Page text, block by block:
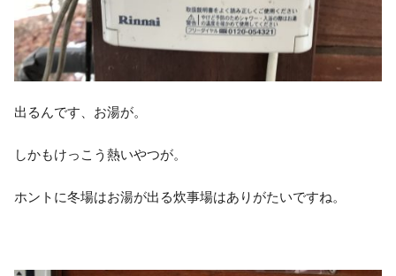
出るんです、お湯が。
しかもけっこう熱いやつが。
ホントに冬場はお湯が出る炊事場はありがたいですね。